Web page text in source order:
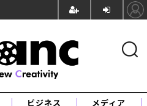
ビジネス メディア